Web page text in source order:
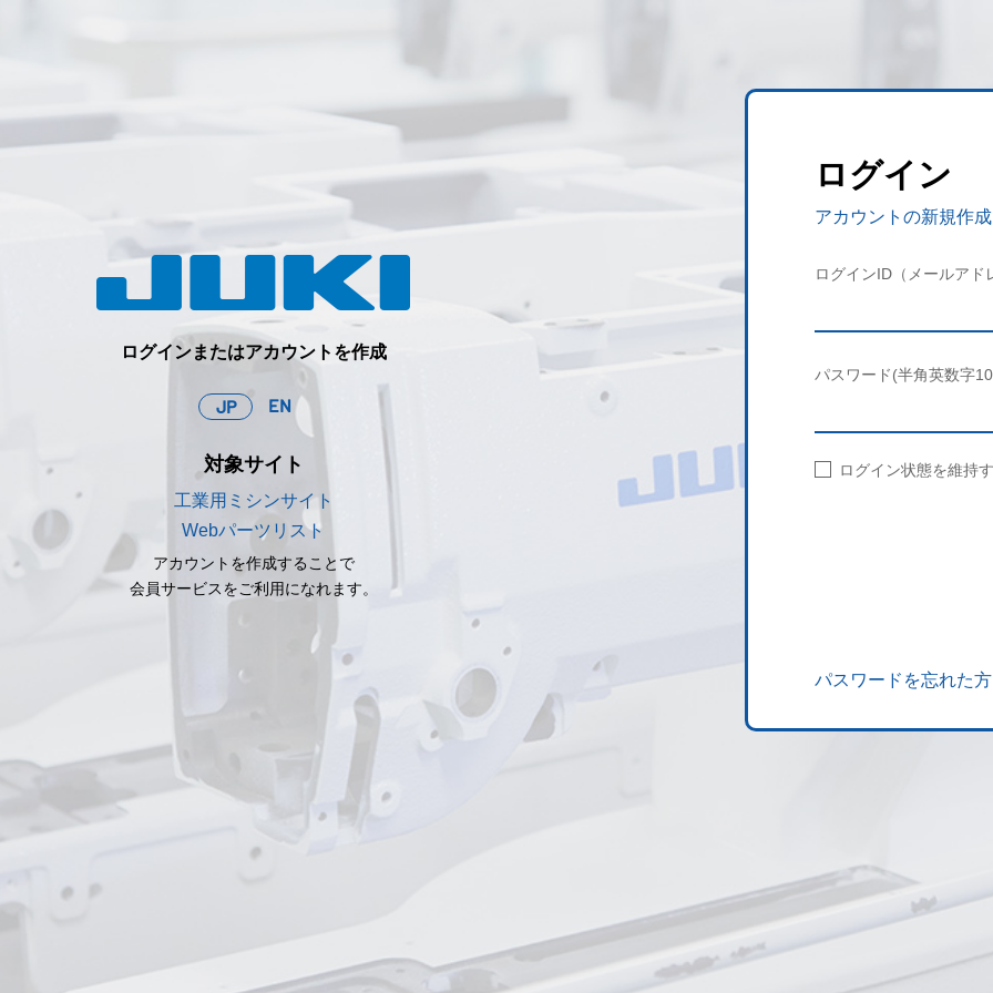
ログインまたはアカウントを作成
JP EN
対象サイト
工業用ミシンサイト
Webパーツリスト
アカウントを作成することで
会員サービスをご利用になれます。
ログイン
アカウントの新規作
ログインID（メールアド
パスワード(半角英数字
ログイン状態を維持
パスワードを忘れた